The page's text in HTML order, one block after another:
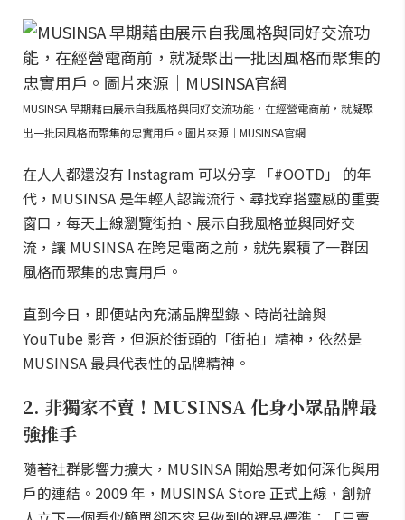
MUSINSA 早期藉由展示自我風格與同好交流功能，在經營電商前，就凝聚
出一批因風格而聚集的忠實用戶。圖片來源｜MUSINSA官網
在人人都還沒有 Instagram 可以分享 「#OOTD」 的年
代，MUSINSA 是年輕人認識流行、尋找穿搭靈感的重要
窗口，每天上線瀏覽街拍、展示自我風格並與同好交
流，讓 MUSINSA 在跨足電商之前，就先累積了一群因
風格而聚集的忠實用戶。
直到今日，即便站內充滿品牌型錄、時尚社論與
YouTube 影音，但源於街頭的「街拍」精神，依然是
MUSINSA 最具代表性的品牌精神。
2. 非獨家不賣！MUSINSA 化身小眾品牌最
強推手
隨著社群影響力擴大，MUSINSA 開始思考如何深化與用
戶的連結。2009 年，MUSINSA Store 正式上線，創辦